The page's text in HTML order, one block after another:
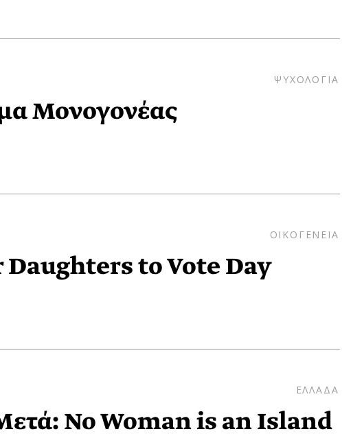
ΨΥΧΟΛΟΓΙΑ
Μονογονέας
ΟΙΚΟΓΕΝΕΙΑ
Daughters to Vote Day
ΕΛΛΑΔΑ
No Woman is an Island